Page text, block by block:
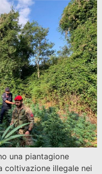
una piantagione
coltivazione illegale nei